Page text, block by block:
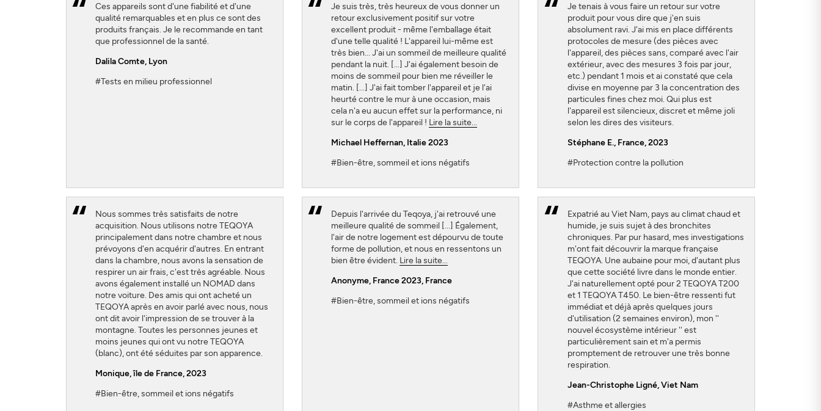
Ces appareils sont d'une fiabilité et d'une
qualité remarquables et en plus ce sont des
produits français. Je le recommande en tant
que professionnel de la santé.
Dalila Comte, Lyon
#Tests en milieu professionnel
Je suis très, très heureux de vous donner un
retour exclusivement positif sur votre
excellent produit - même l'emballage était
d'une telle qualité ! L'appareil lui-même est
très bien... J'ai un sommeil de meilleure qualité
pendant la nuit. [...] J'ai également besoin de
moins de sommeil pour bien me réveiller le
matin. [...] J'ai fait tomber l'appareil et je l'ai
heurté contre le mur à une occasion, mais
cela n'a eu aucun effet sur la performance, ni
sur le corps de l'appareil ! Lire la suite...
Michael Heffernan, Italie 2023
#Bien-être, sommeil et ions négatifs
Je tenais à vous faire un retour sur votre
produit pour vous dire que j'en suis
absolument ravi. J'ai mis en place différents
protocoles de mesure (des pièces avec
l'appareil, des pièces sans, comparé avec l'air
extérieur, avec des mesures 3 fois par jour,
etc.) pendant 1 mois et ai constaté que cela
divise en moyenne par 3 la concentration des
particules fines chez moi. Qui plus est
l'appareil est silencieux, discret et même joli
selon les dires des visiteurs.
Stéphane E., France, 2023
#Protection contre la pollution
Nous sommes très satisfaits de notre
acquisition. Nous utilisons notre TEQOYA
principalement dans notre chambre et nous
prévoyons d'en acquérir d'autres. En entrant
dans la chambre, nous avons la sensation de
respirer un air frais, c'est très agréable. Nous
avons également installé un NOMAD dans
notre voiture. Des amis qui ont acheté un
TEQOYA après en avoir parlé avec nous, nous
ont dit avoir l'impression de se trouver à la
montagne. Toutes les personnes jeunes et
moins jeunes qui ont vu notre TEQOYA
(blanc), ont été séduites par son apparence.
Monique, île de France, 2023
#Bien-être, sommeil et ions négatifs
Depuis l'arrivée du Teqoya, j'ai retrouvé une
meilleure qualité de sommeil [...] Également,
l'air de notre logement est dépourvu de toute
forme de pollution, et nous en ressentons un
bien être évident. Lire la suite...
Anonyme, France 2023, France
#Bien-être, sommeil et ions négatifs
Expatrié au Viet Nam, pays au climat chaud et
humide, je suis sujet à des bronchites
chroniques. Par pur hasard, mes investigations
m'ont fait découvrir la marque française
TEQOYA. Une aubaine pour moi, d'autant plus
que cette société livre dans le monde entier.
J'ai naturellement opté pour 2 TEQOYA T200
et 1 TEQOYA T450. Le bien-être ressenti fut
immédiat et déjà après quelques jours
d'utilisation (2 semaines environ), mon ''
nouvel écosystème intérieur '' est
particulièrement sain et m'a permis
promptement de retrouver une très bonne
respiration.
Jean-Christophe Ligné, Viet Nam
#Asthme et allergies